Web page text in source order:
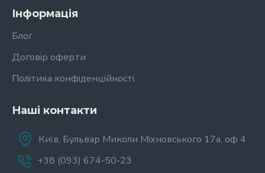
Інформація
Блог
Договір оферти
Політика конфіденційності
Наші контакти
Київ, Бульвар Миколи Міхновського 17а, оф 4
+38 (093) 674-50-23